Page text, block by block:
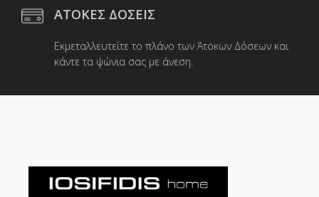
ΑΤΟΚΕΣ ΔΟΣΕΙΣ
Εκμεταλλευτείτε το πλάνο των Άτοκων Δόσεων και
κάντε τα ψώνια σας με άνεση.